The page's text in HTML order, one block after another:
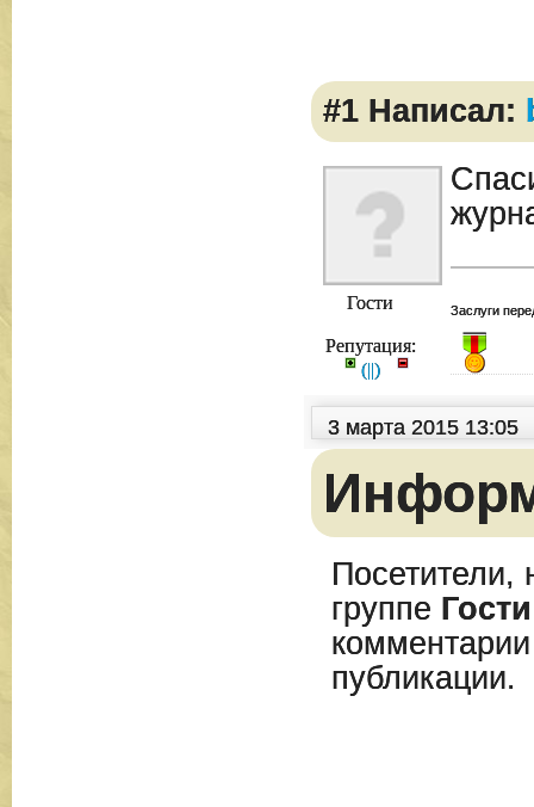
#1 Написал:
Гости
Репутация:
(||)
Заслуги
3 марта 2015 13:05
Посетители,
группе Гости
публикации.